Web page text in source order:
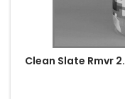
Clean Slate Rmvr